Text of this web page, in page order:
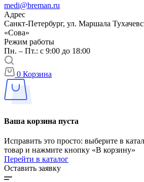
medi@breman.ru
Адрес
Санкт-Петербург, ул. Маршала
«Сова»
Режим работы
Пн. – Пт.: с 9:00 до 18:00
0 Корзина
Ваша корзина пуста
Исправить это просто: выберите в
товар и нажмите кнопку «В корзину»
Перейти в каталог
Оставить заявку